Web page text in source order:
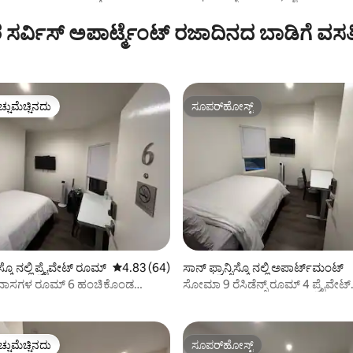
ಸರ್ವಿಸ್ ಅಪಾರ್ಟ್ಮೆಂಟ್ ರಜಾದಿನದ ಬಾಡಿಗೆ
44 ವಿಮರ್ಶೆಗಳು
ನಲ್ಲಿ ಪ್ರೈವೇಟ್ ರೂಮ್ 5 ರಲ್ಲಿ 4.83 ಸರಾಸರಿ ರೇಟಿಂಗ್, 64 ವಿಮರ್ಶೆಗಳು
4.83 (64)
ರೂಮ್ 6 ಹಂಚಿಕೊಂಡ
ಸೂಪರ್‌ಹೋಸ್ಟ್
ಸೂಪರ್‌ಹೋಸ್ಟ್
ಸಾನ್ ಫ್ರಾನ್ಸಿಸ್ಕೊ ನಲ್ಲಿ ಅಪಾರ್ಟ್‌ಮಂಟ್
ಸೋಮಾ 9 ರೆಸಿಡೆನ್ಸ್ ರೂಮ್ 4 ಪ್ರೈವೇಟ್
ಸೂಪರ್‌ಹೋಸ್ಟ್